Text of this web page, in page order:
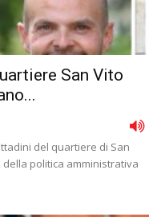
San Vito
del quartiere di San
politica amministrativa